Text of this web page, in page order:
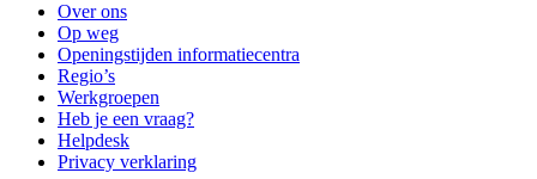
Over ons
Op weg
Openingstijden informatiecentra
Regio’s
Werkgroepen
Heb je een vraag?
Helpdesk
Privacy verklaring